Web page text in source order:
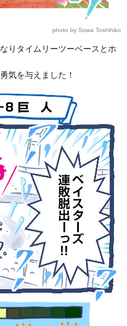
photo by Sowa Toshihiko
りタイムリーツーベースとホ
気を与えました！